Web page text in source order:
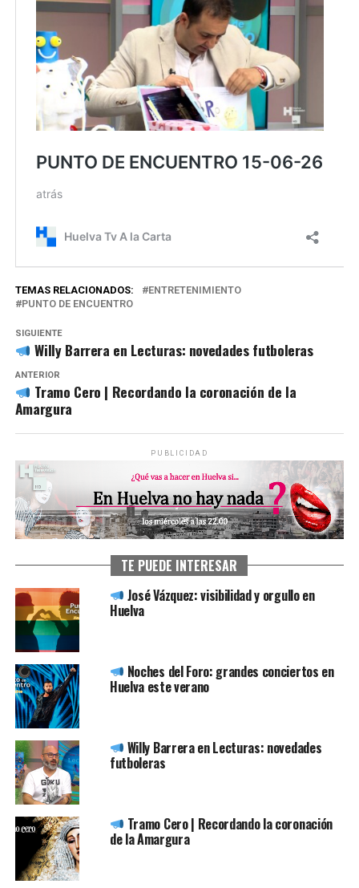
TEMAS RELACIONADOS:
ENTRETENIMIENTO
PUNTO DE ENCUENTRO
SIGUIENTE
Willy Barrera en Lecturas: novedades futboleras
ANTERIOR
Tramo Cero | Recordando la coronación de la
Amargura
PUBLICIDAD
TE PUEDE INTERESAR
José Vázquez: visibilidad y orgullo en
Huelva
Noches del Foro: grandes conciertos en
Huelva este verano
Willy Barrera en Lecturas: novedades
futboleras
Tramo Cero | Recordando la coronación
de la Amargura